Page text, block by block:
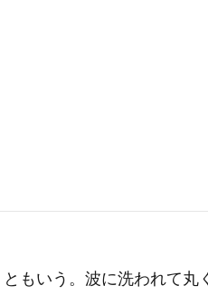
もいう。波に洗われて丸